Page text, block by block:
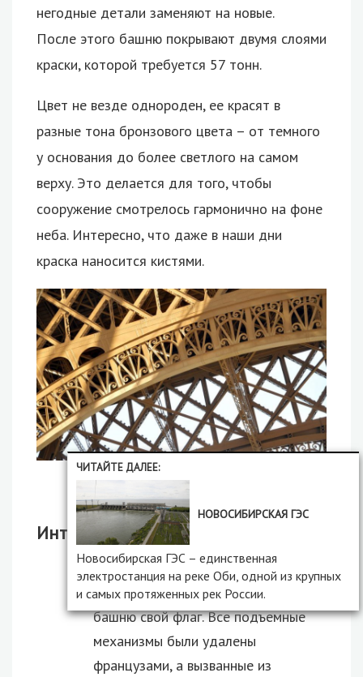
негодные детали заменяют на новые.
После этого башню покрывают двумя слоями
краски, которой требуется 57 тонн.
Цвет не везде однороден, ее красят в
разные тона бронзового цвета – от темного
у основания до более светлого на самом
верху. Это делается для того, чтобы
сооружение смотрелось гармонично на фоне
неба. Интересно, что даже в наши дни
краска наносится кистями.
Рисунок 12. Фирменный цвет
Интересные факты
Во время немецкой оккупации
агрессоры не могли водрузить на
башню свой флаг. Все подъемные
механизмы были удалены
французами, а вызванные из
ЧИТАЙТЕ ДАЛЕЕ:
НОВОСИБИРСКАЯ ГЭС
Новосибирская ГЭС – единственная
электростанция на реке Оби, одной из крупных
и самых протяженных рек России.